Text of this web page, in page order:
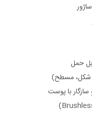
حمل
با پوست